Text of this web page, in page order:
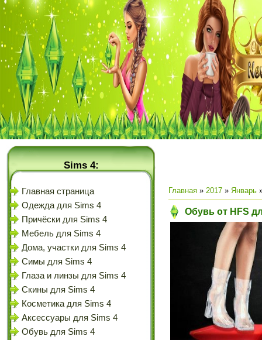
Sims 4:
Главная страница
Одежда для Sims 4
Причёски для Sims 4
Мебель для Sims 4
Дома, участки для Sims 4
Симы для Sims 4
Глаза и линзы для Sims 4
Скины для Sims 4
Косметика для Sims 4
Аксессуары для Sims 4
Обувь для Sims 4
Главная » 2017 » Январь
Обувь от HFS